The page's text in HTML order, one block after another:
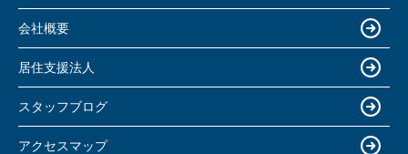
会社概要
居住支援法人
スタッフブログ
アクセスマップ